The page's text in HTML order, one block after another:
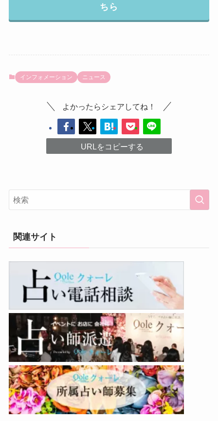
ちら
インフォメーション ニュース
よかったらシェアしてね！
URLをコピーする
関連サイト